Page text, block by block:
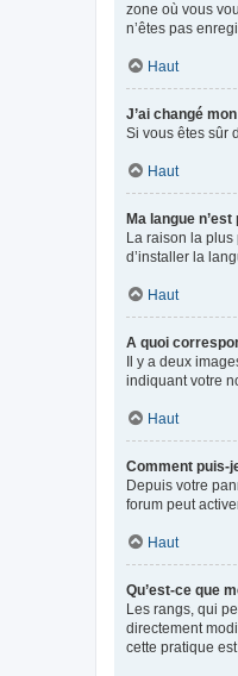
zone où vous
n’êtes pas
Haut
J’ai changé
Si vous êtes sûr
Haut
Ma langue
La raison la
d’installer la
Haut
A quoi
Il y a deux
indiquant votre
Haut
Comment puis-
Depuis votre
forum peut
Haut
Qu’est-ce que
Les rangs, qui
directement
cette pratique